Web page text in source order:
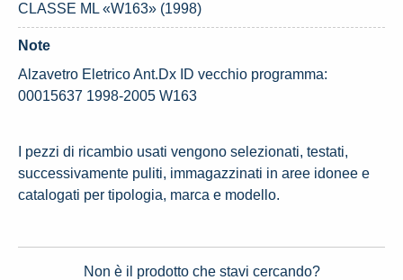
CLASSE ML «W163» (1998)
Note
Alzavetro Eletrico Ant.Dx ID vecchio programma:
00015637 1998-2005 W163
I pezzi di ricambio usati vengono selezionati, testati,
successivamente puliti, immagazzinati in aree idonee e
catalogati per tipologia, marca e modello.
Non è il prodotto che stavi cercando?